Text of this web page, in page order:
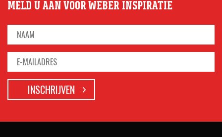
MELD U AAN VOOR WEBER INSPIRATIE